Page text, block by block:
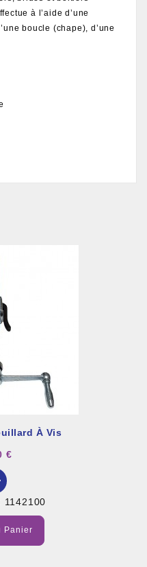
à l’aide d’une
boucle (chape), d’une
À Vis
€
1142100
Panier